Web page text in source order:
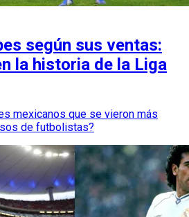
según sus ventas:
la historia de la Liga
mexicanos que se vieron más
de futbolistas?